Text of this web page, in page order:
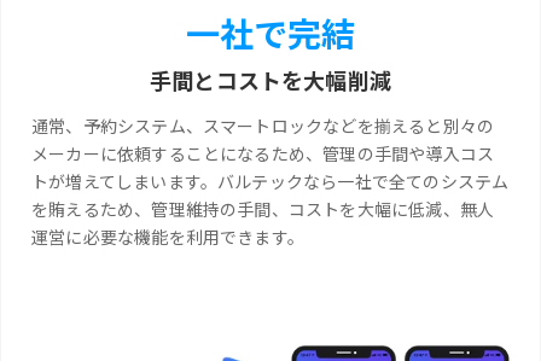
一社で完結
手間とコストを大幅削減
通常、予約システム、スマートロックなどを揃えると別々の
メーカーに依頼することになるため、管理の手間や導入コス
トが増えてしまいます。バルテックなら一社で全てのシステム
を賄えるため、管理維持の手間、コストを大幅に低減、無人
運営に必要な機能を利用できます。